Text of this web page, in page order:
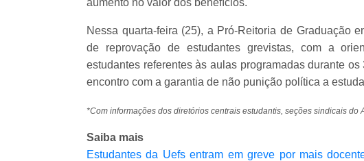
Nessa quarta-feira (25), a Pró-Reitoria de Graduação
de reprovação de estudantes grevistas, com a
estudantes referentes às aulas programadas durante
encontro com a garantia de não punição política a
*Com informações dos diretórios centrais estudantis, seções sindicais
Saiba mais
Estudantes da Uefs entram em greve por mais